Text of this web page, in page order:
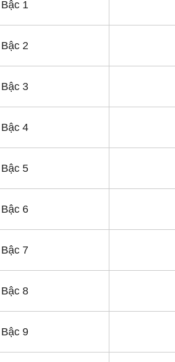
Bậc 1
Bậc 2
Bậc 3
Bậc 4
Bậc 5
Bậc 6
Bậc 7
Bậc 8
Bậc 9